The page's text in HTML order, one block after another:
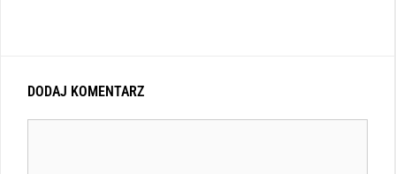
DODAJ KOMENTARZ